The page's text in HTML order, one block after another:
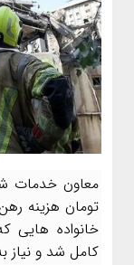
خانواده هایی
کامل شد و نیاز